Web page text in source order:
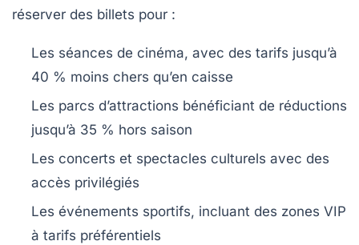
réserver des billets pour :
Les séances de cinéma, avec des tarifs jusqu’à
40 % moins chers qu’en caisse
Les parcs d’attractions bénéficiant de réductions
jusqu’à 35 % hors saison
Les concerts et spectacles culturels avec des
accès privilégiés
Les événements sportifs, incluant des zones VIP
à tarifs préférentiels